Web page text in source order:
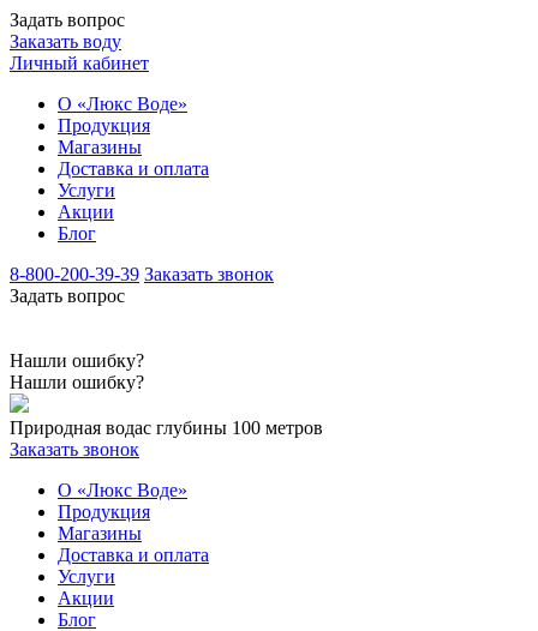
Задать вопрос
Заказать воду
Личный кабинет
О «Люкс Воде»
Продукция
Магазины
Доставка и оплата
Услуги
Акции
Блог
8-800-200-39-39 Заказать звонок
Задать вопрос
Нашли ошибку?
Нашли ошибку?
Природная водас глубины 100 метров
Заказать звонок
О «Люкс Воде»
Продукция
Магазины
Доставка и оплата
Услуги
Акции
Блог